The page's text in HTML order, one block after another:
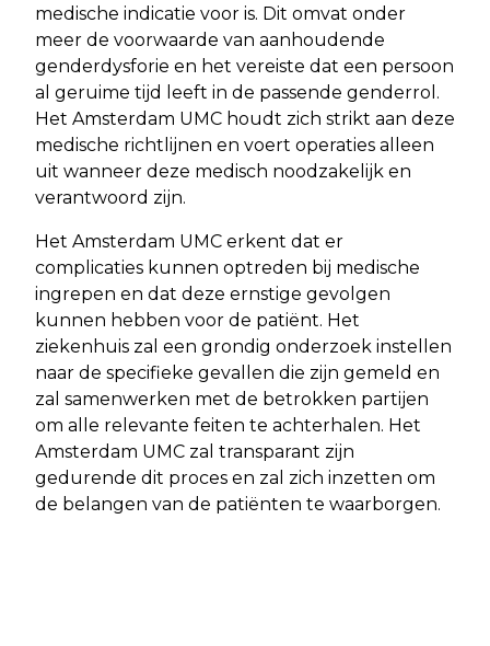
medische indicatie voor is. Dit omvat onder
meer de voorwaarde van aanhoudende
genderdysforie en het vereiste dat een persoon
al geruime tijd leeft in de passende genderrol.
Het Amsterdam UMC houdt zich strikt aan deze
medische richtlijnen en voert operaties alleen
uit wanneer deze medisch noodzakelijk en
verantwoord zijn.
Het Amsterdam UMC erkent dat er
complicaties kunnen optreden bij medische
ingrepen en dat deze ernstige gevolgen
kunnen hebben voor de patiënt. Het
ziekenhuis zal een grondig onderzoek instellen
naar de specifieke gevallen die zijn gemeld en
zal samenwerken met de betrokken partijen
om alle relevante feiten te achterhalen. Het
Amsterdam UMC zal transparant zijn
gedurende dit proces en zal zich inzetten om
de belangen van de patiënten te waarborgen.